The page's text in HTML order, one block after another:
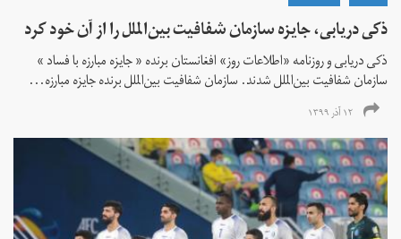
ذکی دریابی، جایزه سازمان شفافیت بین‌الملل را از آن خود کرد
ذکی دریابی و روزنامه «اطلاعات‌ روز» افغانستان برنده « جایزه مبارزه با فساد »
سازمان شفافیت بین‌الملل شدند. سازمان شفافیت بین‌الملل برنده جایزه مبارزه...
۱۲ آذر ۱۳۹۹